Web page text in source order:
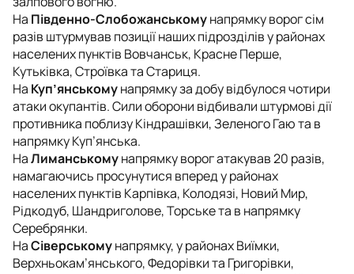
На Південно-Слобожанськомунапрямку ворог сім
разів штурмував позиції наших підрозділів у районах
населених пунктів Вовчанськ, Красне Перше,
Кутьківка, Строївка та Стариця.
На Куп’янськомунапрямку за добу відбулося чотири
атаки окупантів. Сили оборони відбивали штурмові дії
противника поблизу Кіндрашівки, Зеленого Гаю та в
напрямку Куп’янська.
НаЛиманськомунапрямку ворог атакував 20 разів,
намагаючись просунутися вперед у районах
населених пунктів Карпівка, Колодязі, Новий Мир,
Рідкодуб, Шандриголове, Торське та в напрямку
Серебрянки.
НаСіверськомунапрямку, у районах Виїмки,
Верхньокам’янського, Федорівки та Григорівки,